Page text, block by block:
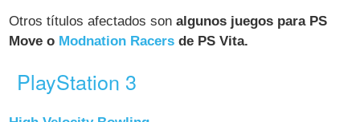
Otros títulos afectados sonalgunos juegos para PS
Move o Modnation Racers de PS Vita.
PlayStation 3